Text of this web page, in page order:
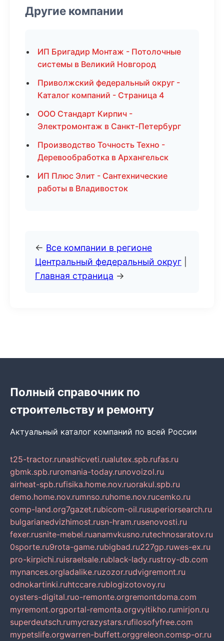
Другие компании
ИП Бригадир Монтаж - Потолочные
системы в Великий Новгород
Приволжский федеральный округ -
Каталог компаний - Страница 4
ООО Стандарт Кирпич -
Электромонтаж в Санкт-Петербург
Производство Точность Техно -
Деревообработка в Архангельск
ИП Плюс Элит - Сантехнические
работы в Владивосток
← Все компании в регионе
Центральный федеральный округ
Главная страница →
Полный справочник по
строительству и ремонту
Актуальный каталог компаний по всей России
t25-tractor.runashicveti.rualutex.spb.rufas.ru
gbmk.spb.ruromania-today.runovoizol.ru
airheat-spb.rufisika.home.nov.ruorakul.spb.ru
demo.home.nov.rumnso.ruhome.nov.rucemko.ru
comp-land.org7gazet.rubicom-oil.rusuperiorsearch.ru
bulgarianedvizhimost.rusn-hram.rusenovosti.ru
fexer.rusnite-mebel.ruanamvkusno.rutechnosaratov.ru
0sporte.ru9rota-game.rubigbad.ru227gp.ruwes-ex.ru
pro-kirpichi.ruisraelsale.rublack-lady.rustroy-db.com
mynances.orgladalike.ruzozor.rudvigremont.ru
odnokartinki.ruhtccare.rublogizotovoy.ru
oysters-digital.ruo-remonte.orgremontdoma.com
myremont.orgportal-remonta.orgvyitikho.rumirjon.ru
superdeutsch.rumycrazystars.rufilosofyfree.com
mypetslife.orgwarren-buffett.orggreleon.comsp-or.ru